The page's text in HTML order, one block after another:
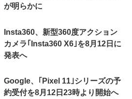
が明らかに
Insta360、新型360度アクション
カメラ｢Insta360 X6｣を8月12日に
発表へ
Google、｢Pixel 11｣シリーズの予
約受付を8月12日23時より開始へ